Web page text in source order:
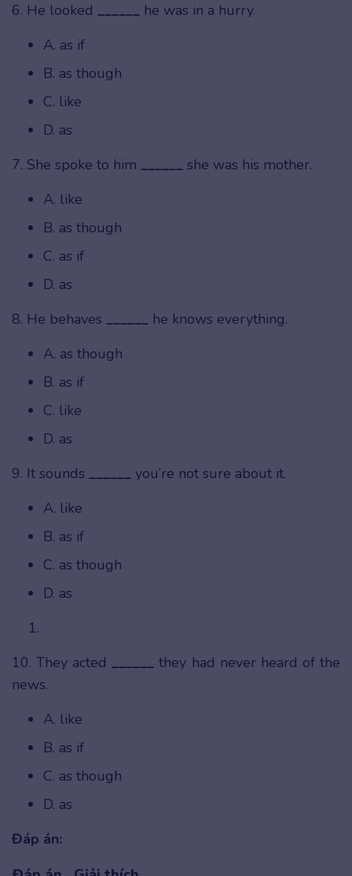
6. He looked ______ he was in a hurry.
A. as if
B. as though
C. like
D. as
7. She spoke to him ______ she was his mother.
A. like
B. as though
C. as if
D. as
8. He behaves ______ he knows everything.
A. as though
B. as if
C. like
D. as
9. It sounds ______ you’re not sure about it.
A. like
B. as if
C. as though
D. as
10. They acted______ they had never heard of the
news.
A. like
B. as if
C. as though
D. as
Đáp án: